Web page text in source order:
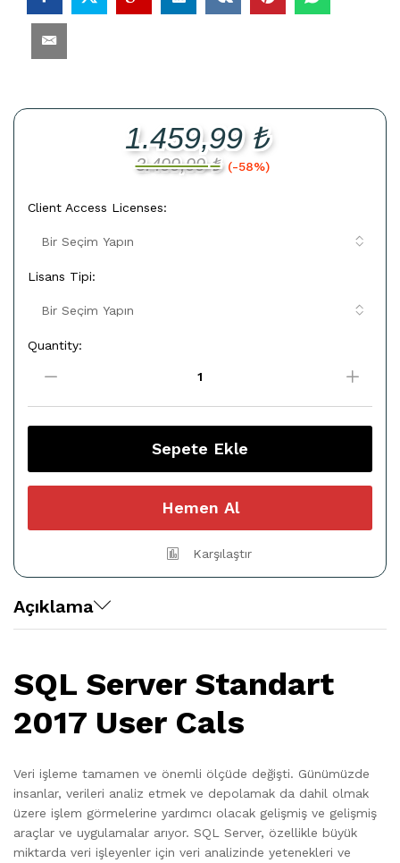
1.459,99₺
3.499,99₺ (-58%)
Client Access Licenses:
Lisans Tipi:
SQL
Standart
Cals
Quantity:
Sepete Ekle
Hemen Al
Karşılaştır
Açıklama
SQL Server Standart
2017 User Cals
Veri işleme tamamen ve önemli ölçüde değişti. Günümüzde
insanlar, verileri analiz etmek ve depolamak da dahil olmak
üzere işlem görmelerine yardımcı olacak gelişmiş ve gelişmiş
araçlar ve uygulamalar arıyor. SQL Server, özellikle büyük
miktarda veri işleyenler için veri analizinde yetenekleri ve